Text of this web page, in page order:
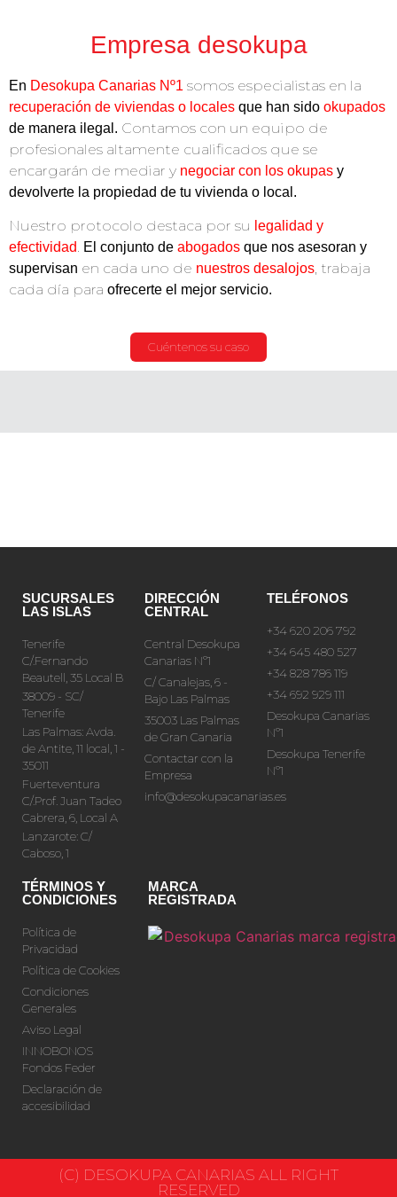
Empresa desokupa
En Desokupa Canarias Nº1 somos especialistas en la
recuperación de viviendas o locales que han sido okupados
de manera ilegal. Contamos con un equipo de
profesionales altamente cualificados que se
encargarán de mediar y negociar con los okupas y
devolverte la propiedad de tu vivienda o local.
Nuestro protocolo destaca por su legalidad y
efectividad. El conjunto de abogados que nos asesoran y
supervisan en cada uno de nuestros desalojos, trabaja
cada día para ofrecerte el mejor servicio.
Cuéntenos su caso
SUCURSALES
LAS ISLAS
Tenerife
C/.Fernando
Beautell, 35 Local B
38009 - SC/
Tenerife
Las Palmas: Avda.
de Antite, 11 local, 1 -
35011
Fuerteventura
C/.Prof. Juan Tadeo
Cabrera, 6, Local A
Lanzarote: C/
Caboso, 1
DIRECCIÓN
CENTRAL
Central Desokupa
Canarias Nº1
C/ Canalejas, 6 -
Bajo Las Palmas
35003 Las Palmas
de Gran Canaria
Contactar con la
Empresa
info@desokupacanarias.es
TELÉFONOS
+34 620 206 792
+34 645 480 527
+34 828 786 119
+34 692 929 111
Desokupa Canarias
Nº1
Desokupa Tenerife
Nº1
TÉRMINOS Y
CONDICIONES
Política de
Privacidad
Política de Cookies
Condiciones
Generales
Aviso Legal
INNOBONOS
Fondos Feder
Declaración de
accesibilidad
MARCA
REGISTRADA
(C) DESOKUPA CANARIAS ALL RIGHT
RESERVED